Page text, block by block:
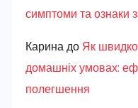
симптоми та ознаки
Карина до Як швидко
домашніх умовах:
полегшення